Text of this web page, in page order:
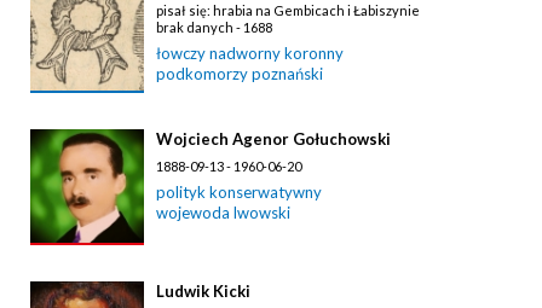
pisał się: hrabia na Gembicach i Łabiszynie
brak danych - 1688
łowczy nadworny koronny
podkomorzy poznański
Wojciech Agenor Gołuchowski
1888-09-13 - 1960-06-20
polityk konserwatywny
wojewoda lwowski
Ludwik Kicki